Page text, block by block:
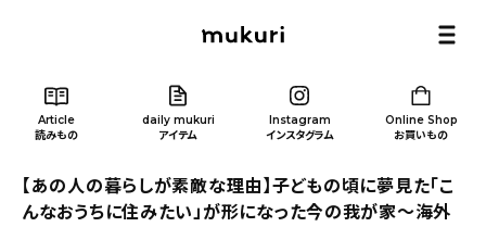
Article
読みもの
daily mukuri
アイテム
Instagram
インスタグラム
Online Shop
お買いもの
【あの人の暮らしが素敵な理由】子どもの頃に夢見た「こ
んなおうちに住みたい」が形になった今の我が家〜海外